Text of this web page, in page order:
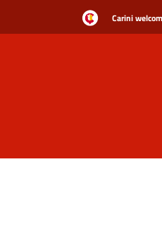
Carini